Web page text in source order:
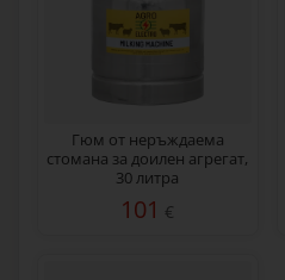
Гюм от неръждаема
стомана за доилен агрегат,
30 литра
101 €